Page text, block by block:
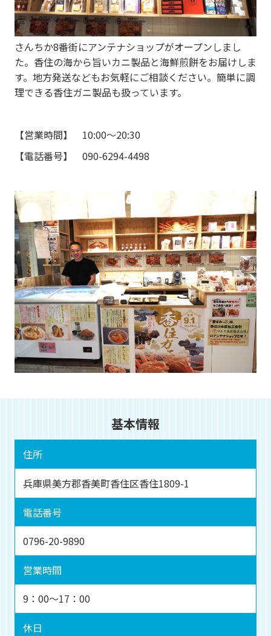
さんちか8番街にアンテナショップがオープンしまし
た。香住の海から旨いカニ製品と海鮮煎餅をお届けしま
す。地方発送などもお気軽にご相談ください。簡単に調
理できる香住ガニ製品も扱っています。
【営業時間】 10:00～20:30
【電話番号】 090-6294-4498
基本情報
住所
兵庫県美方郡香美町香住区香住1809-1
電話番号
0796-20-9890
営業時間
9：00～17：00
休日